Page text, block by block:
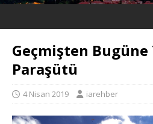
Geçmişten Bugüne
Paraşütü
4 Nisan 2019 iarehber